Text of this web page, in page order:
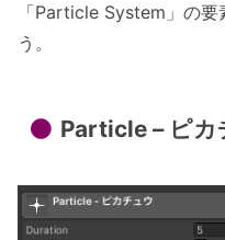
「Particle System」の
う。
Particle – ピカ